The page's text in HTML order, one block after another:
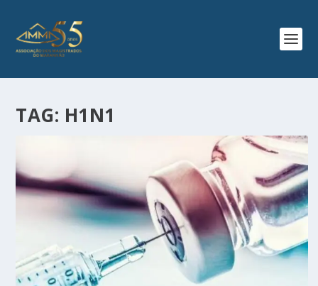
TAG: H1N1